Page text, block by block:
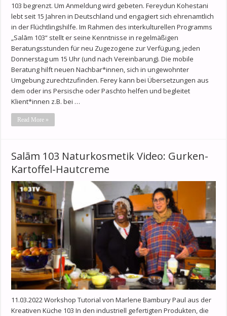
103 begrenzt. Um Anmeldung wird gebeten. Fereydun Kohestani
lebt seit 15 Jahren in Deutschland und engagiert sich ehrenamtlich
in der Flüchtlingshilfe. Im Rahmen des interkulturellen Programms
„Salām 103“ stellt er seine Kenntnisse in regelmäßigen
Beratungsstunden für neu Zugezogene zur Verfügung, jeden
Donnerstag um 15 Uhr (und nach Vereinbarung). Die mobile
Beratung hilft neuen Nachbar*innen, sich in ungewohnter
Umgebung zurechtzufinden. Ferey kann bei Übersetzungen aus
dem oder ins Persische oder Paschto helfen und begleitet
Klient*innen z.B. bei …
Read More »
Salām 103 Naturkosmetik Video: Gurken-
Kartoffel-Hautcreme
11.03.2022 Workshop Tutorial von Marlene Bambury Paul aus der
Kreativen Küche 103 In den industriell gefertigten Produkten, die